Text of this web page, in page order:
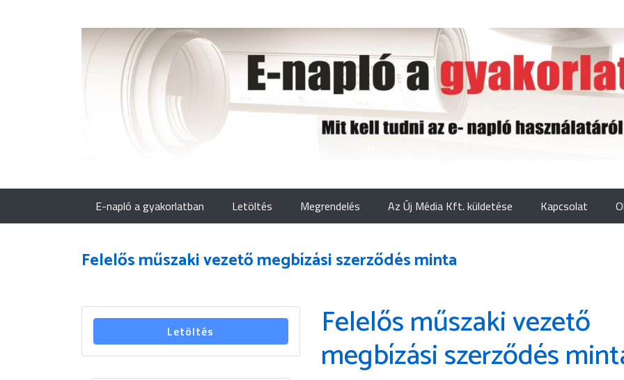
E-napló a gyakorlatban Letöltés Megrendelés Az Új Média Kft. küldetése Kapcsolat
Felelős műszaki vezető megbízási szerződés minta
Letöltés Felelős műszaki vezető
megbízási szerződés